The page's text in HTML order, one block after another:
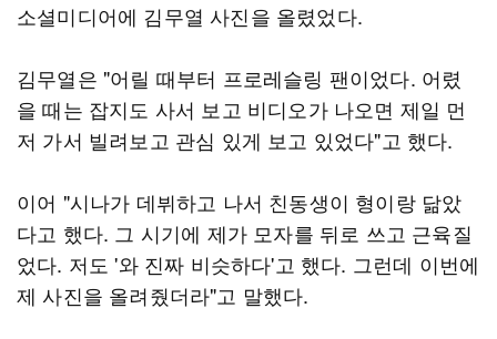
소셜미디어에 김무열 사진을 올렸었다.
김무열은 "어릴 때부터 프로레슬링 팬이었다. 어렸
을 때는 잡지도 사서 보고 비디오가 나오면 제일 먼
저 가서 빌려보고 관심 있게 보고 있었다"고 했다.
이어 "시나가 데뷔하고 나서 친동생이 형이랑 닮았
다고 했다. 그 시기에 제가 모자를 뒤로 쓰고 근육질
었다. 저도 '와 진짜 비슷하다'고 했다. 그런데 이번에
제 사진을 올려줬더라"고 말했다.